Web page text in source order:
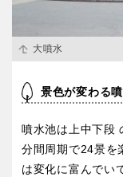
大噴水
景色が変わる
噴水池は上中下段
分間周期で24景を
は変化に富んでい